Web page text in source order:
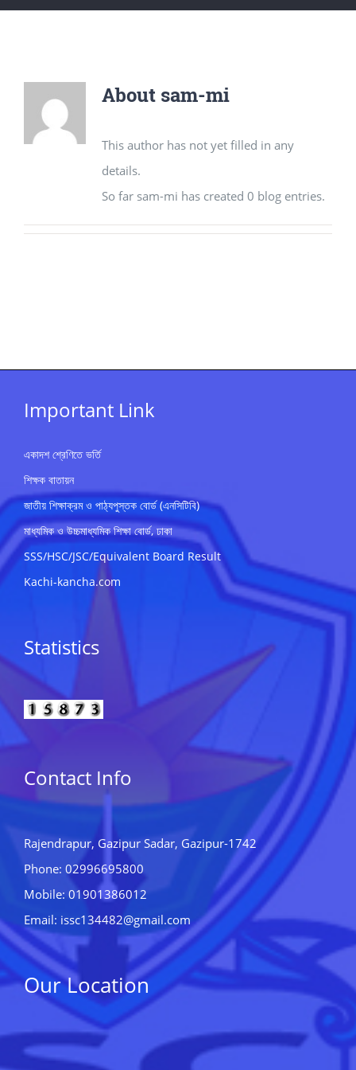
About sam-mi
This author has not yet filled in any
details.
So far sam-mi has created 0 blog entries.
Important Link
একাদশ শ্রেণিতে ভর্তি
শিক্ষক বাতায়ন
জাতীয় শিক্ষাক্রম ও পাঠ্যপুস্তক বোর্ড (এনসিটিবি)
মাধ্যমিক ও উচ্চমাধ্যমিক শিক্ষা বোর্ড, ঢাকা
SSS/HSC/JSC/Equivalent Board Result
Kachi-kancha.com
Statistics
Contact Info
Rajendrapur, Gazipur Sadar, Gazipur-1742
Phone: 02996695800
Mobile: 01901386012
Email: issc134482@gmail.com
Our Location